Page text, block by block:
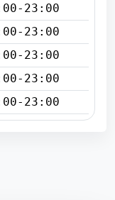
23:00
23:00
23:00
23:00
23:00